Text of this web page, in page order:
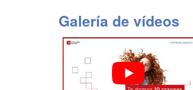
Galería de vídeos